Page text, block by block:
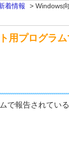
着情報 > Windows
用プログラ
で報告されてい